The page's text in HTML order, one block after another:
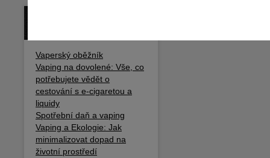
Vaperský oběžník
Vaping na dovolené: Vše, co
potřebujete vědět o
cestování s e-cigaretou a
liquidy
Spotřební daň a vaping
Vaping a Ekologie: Jak
minimalizovat dopad na
životní prostředí